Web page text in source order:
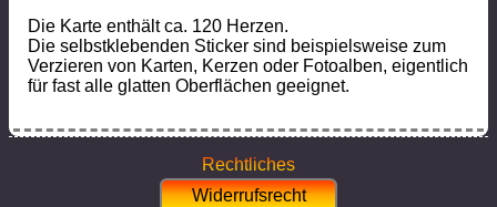
Die Karte enthält ca. 120 Herzen.
Die selbstklebenden Sticker sind beispielsweise zum
Verzieren von Karten, Kerzen oder Fotoalben, eigentlich
für fast alle glatten Oberflächen geeignet.
Rechtliches
Widerrufsrecht